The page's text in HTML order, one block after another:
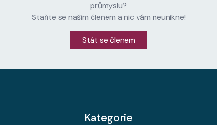
průmyslu?
Staňte se naším členem a nic vám neunikne!
Stát se členem
Kategorie